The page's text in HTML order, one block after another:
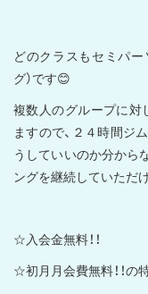
どのクラスもセミパ
グ）です😊
複数人のグループに対
ますので、２４時間ジ
うしていいのか分から
ングを継続していただ
☆入会金無料！！
☆初月月会費無料！！の